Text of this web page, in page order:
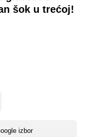
šok u trećoj!
izbor